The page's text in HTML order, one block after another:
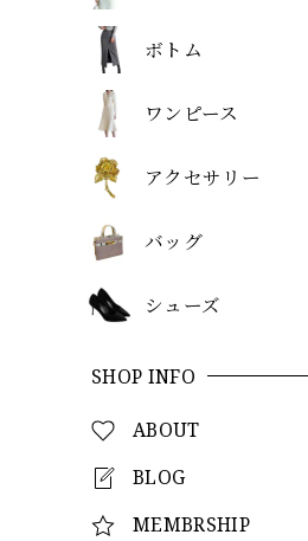
ボトム
ワンピース
アクセサリー
バッグ
シューズ
SHOP INFO
ABOUT
BLOG
MEMBRSHIP